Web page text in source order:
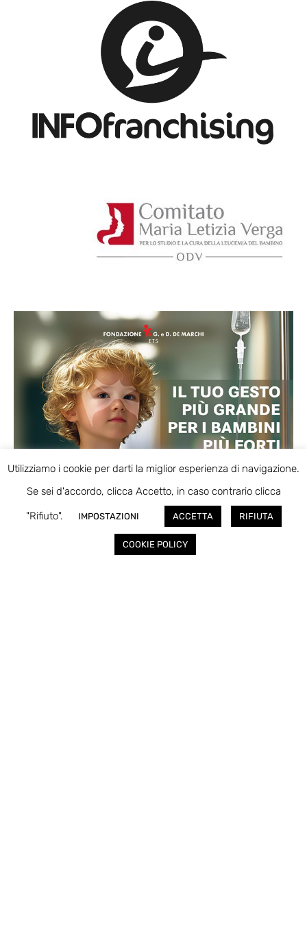
Utilizziamo i cookie per darti la miglior esperienza di navigazione.
Se sei d'accordo, clicca Accetto, in caso contrario clicca
"Rifiuto".
IMPOSTAZIONI ACCETTA RIFIUTA
COOKIE POLICY